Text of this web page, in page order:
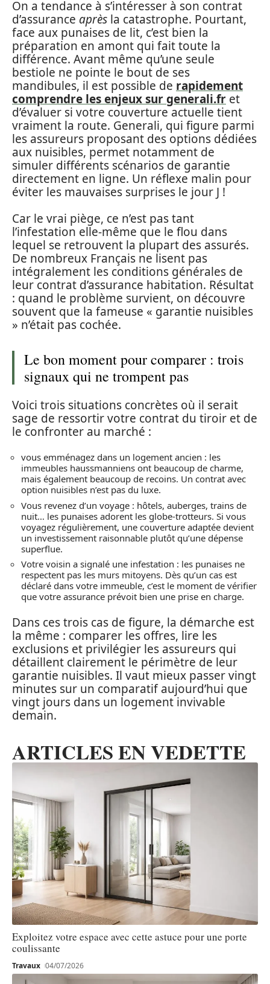
On a tendance à s’intéresser à son contrat
d’assurance après la catastrophe. Pourtant,
face aux punaises de lit, c’est bien la
préparation en amont qui fait toute la
différence. Avant même qu’une seule
bestiole ne pointe le bout de ses
mandibules, il est possible de rapidement
comprendre les enjeux sur generali.fr et
d’évaluer si votre couverture actuelle tient
vraiment la route. Generali, qui figure parmi
les assureurs proposant des options dédiées
aux nuisibles, permet notamment de
simuler différents scénarios de garantie
directement en ligne. Un réflexe malin pour
éviter les mauvaises surprises le jour J !
Car le vrai piège, ce n’est pas tant
l’infestation elle-même que le flou dans
lequel se retrouvent la plupart des assurés.
De nombreux Français ne lisent pas
intégralement les conditions générales de
leur contrat d’assurance habitation. Résultat
: quand le problème survient, on découvre
souvent que la fameuse « garantie nuisibles
» n’était pas cochée.
Le bon moment pour comparer : trois
signaux qui ne trompent pas
Voici trois situations concrètes où il serait
sage de ressortir votre contrat du tiroir et de
le confronter au marché :
vous emménagez dans un logement ancien : les
immeubles haussmanniens ont beaucoup de charme,
mais également beaucoup de recoins. Un contrat avec
option nuisibles n’est pas du luxe.
Vous revenez d’un voyage : hôtels, auberges, trains de
nuit… les punaises adorent les globe-trotteurs. Si vous
voyagez régulièrement, une couverture adaptée devient
un investissement raisonnable plutôt qu’une dépense
superflue.
Votre voisin a signalé une infestation : les punaises ne
respectent pas les murs mitoyens. Dès qu’un cas est
déclaré dans votre immeuble, c’est le moment de vérifier
que votre assurance prévoit bien une prise en charge.
Dans ces trois cas de figure, la démarche est
la même : comparer les offres, lire les
exclusions et privilégier les assureurs qui
détaillent clairement le périmètre de leur
garantie nuisibles. Il vaut mieux passer vingt
minutes sur un comparatif aujourd’hui que
vingt jours dans un logement invivable
demain.
ARTICLES EN VEDETTE
Exploitez votre espace avec cette astuce pour une porte
coulissante
Travaux 04/07/2026